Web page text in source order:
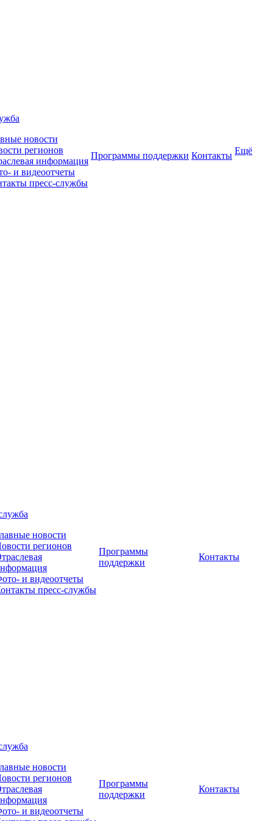
новости
регионов
информация
и видеоотчеты
пресс-службы
Программы поддержки Контакты Ещё
новости
регионов
и видеоотчеты
пресс-службы
Программы
поддержки
Контакты
новости
регионов
и видеоотчеты
Программы
поддержки
Контакты